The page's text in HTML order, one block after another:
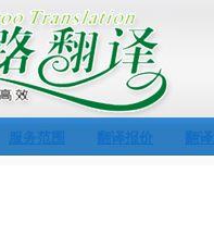
服务范围 翻译报价 翻